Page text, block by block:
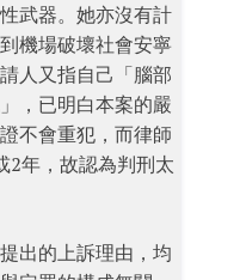
武器。她亦沒有計
機場破壞社會安寧
人又指自己「腦部
，已明白本案的嚴
不會重犯，而律師
2年，故認為判刑太
出的上訴理由，均